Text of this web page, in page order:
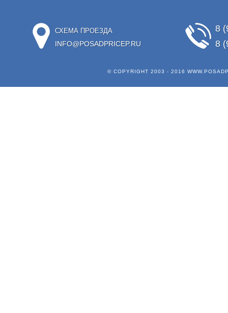
СХЕМА ПРОЕЗДА
INFO@POSADPRICEP.RU
8
8
© COPYRIGHT 2003 - 2016